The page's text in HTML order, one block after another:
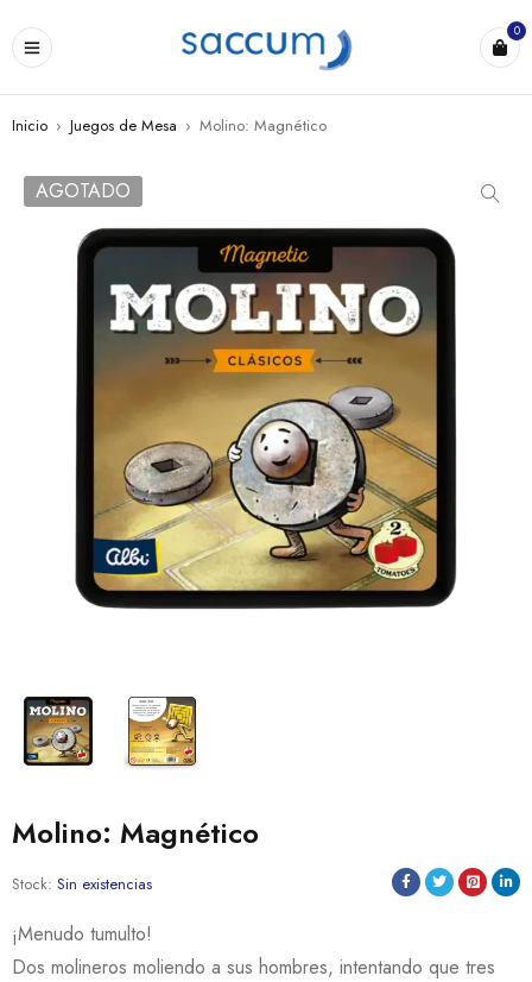
0
Inicio › Juegos de Mesa › Molino: Magnético
AGOTADO
Molino: Magnético
Stock: Sin existencias
¡Menudo tumulto!
Dos molineros moliendo a sus hombres, intentando que tres